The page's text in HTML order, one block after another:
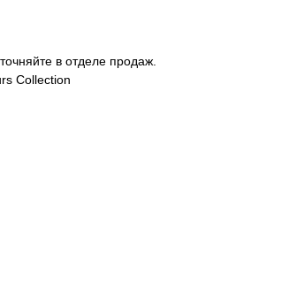
в отделе продаж.
Collection